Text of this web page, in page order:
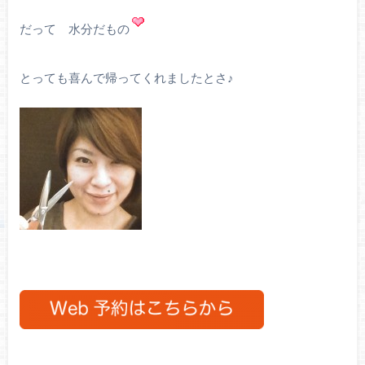
だって 水分だもの
とっても喜んで帰ってくれましたとさ♪